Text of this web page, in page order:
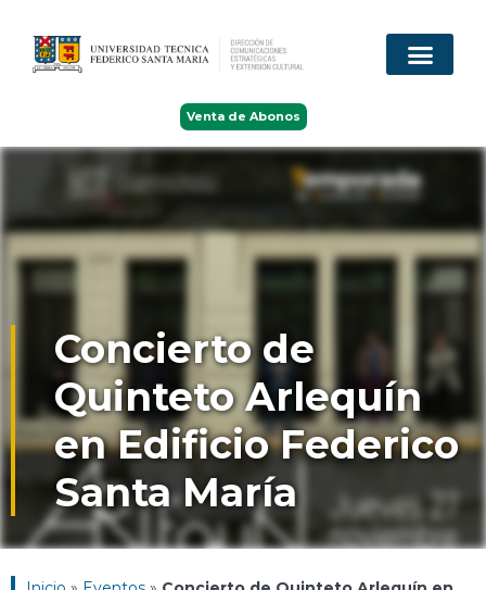
Venta de Abonos
Concierto de
Quinteto Arlequín
en Edificio Federico
Santa María